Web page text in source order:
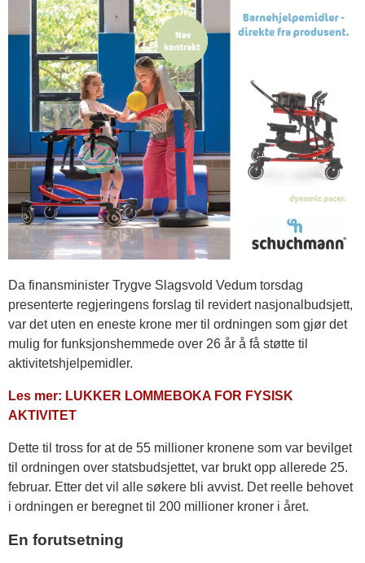
Da finansminister Trygve Slagsvold Vedum torsdag
presenterte regjeringens forslag til revidert nasjonalbudsjett,
var det uten en eneste krone mer til ordningen som gjør det
mulig for funksjonshemmede over 26 år å få støtte til
aktivitetshjelpemidler.
Les mer: LUKKER LOMMEBOKA FOR FYSISK
AKTIVITET
Dette til tross for at de 55 millioner kronene som var bevilget
til ordningen over statsbudsjettet, var brukt opp allerede 25.
februar. Etter det vil alle søkere bli avvist. Det reelle behovet
i ordningen er beregnet til 200 millioner kroner i året.
En forutsetning